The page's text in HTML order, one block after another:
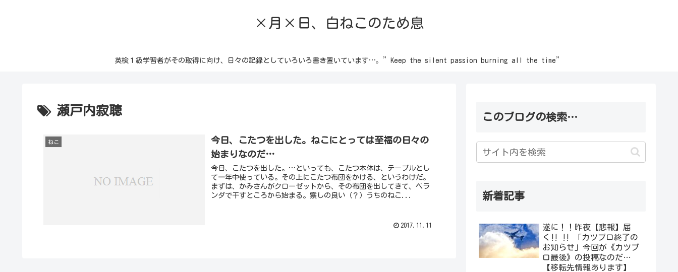
×月×日、白ねこのため息
英検１級学習者がその取得に向け、日々の記録としていろいろ書き置いています…。”Keep the silent passion burning all the time”
瀬戸内寂聴
ねこ
今日、こたつを出した。ねこにとっては至福の日々の
始まりなのだ…
今日、こたつを出した。…といっても、こたつ本体は、テーブルとし
て一年中使っている。その上にこたつ布団をかける、というわけだ。
まずは、かみさんがクローゼットから、その布団を出してきて、ベラ
ンダで干すところから始まる。察しの良い（？）うちのねこ...
2017.11.11
このブログの検索…
新着記事
遂に！！昨夜【悲報】届
く‼︎ ‼︎ 「カツブロ終了の
お知らせ」今回が《カツブ
ロ最後》の投稿なのだ…
【移転先情報あります】